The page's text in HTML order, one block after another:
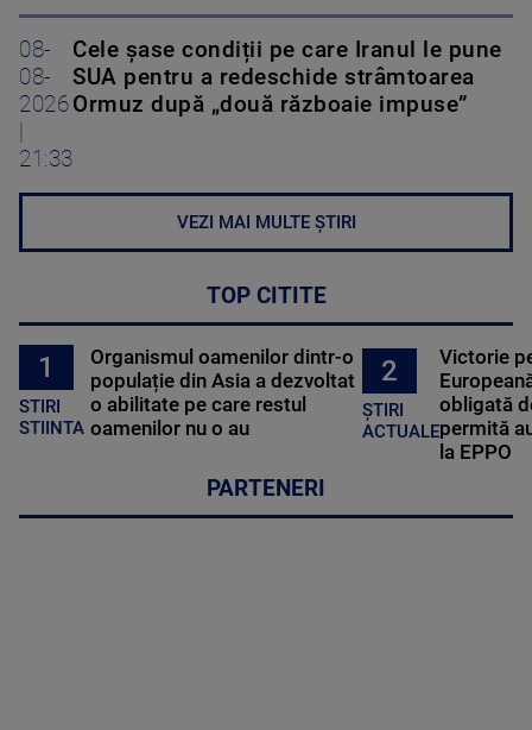
08-
08-
2026
21:33
Cele șase condiții pe care Iranul le pune
SUA pentru a redeschide strâmtoarea
Ormuz după „două războaie impuse”
VEZI MAI MULTE ȘTIRI
TOP CITITE
1
STIRI
STIINTA
Organismul oamenilor dintr-o
populație din Asia a dezvoltat
o abilitate pe care restul
oamenilor nu o au
2
ȘTIRI
ACTUALE
Victorie
obligată
permită
la EPPO
PARTENERI